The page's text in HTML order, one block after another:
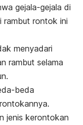
gejala-gejala di
rambut rontok ini
menyadari
rambut selama
beda
jenis kerontokan